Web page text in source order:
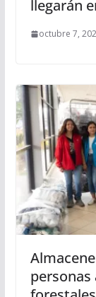
llegarán
octubre 7,
personas